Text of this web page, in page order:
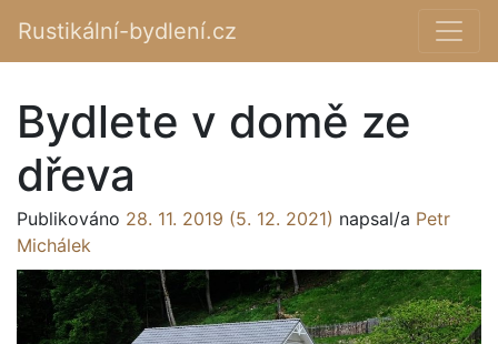
Main Navigation
Rustikální-bydlení.cz
Bydlete v domě ze
dřeva
Publikováno 28. 11. 2019 (5. 12. 2021) napsal/a Petr
Michálek